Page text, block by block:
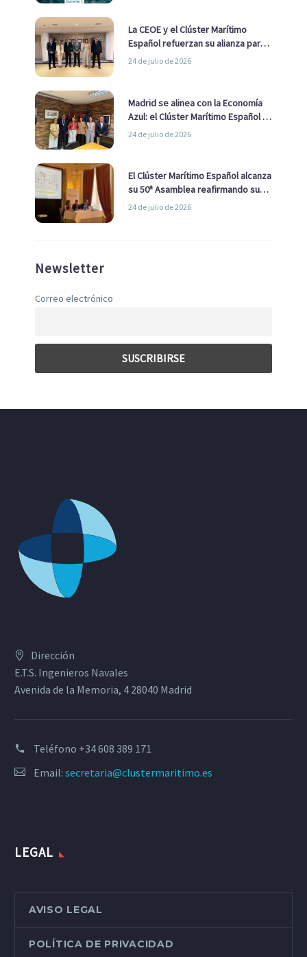
La CEOE y el Clúster Marítimo
Español refuerzan su alianza para
impulsar una estrategia Nacional
24 de julio de 2026
Madrid se alinea con la Economía
Azul: el Clúster Marítimo Español y
la Real Liga Naval avanzan alianzas
24 de julio de 2026
El Clúster Marítimo Español alcanza
su 50ª Asamblea reafirmando su
liderazgo en la Economía Azul
24 de julio de 2026
Newsletter
Correo electrónico
Dirección
E.T.S. Ingenieros Navales
Avenida de la Memoria, 4 28040 Madrid
Teléfono +34 608 389 171
Email: secretaria@clustermaritimo.es
LEGAL
AVISO LEGAL
POLÍTICA DE PRIVACIDAD